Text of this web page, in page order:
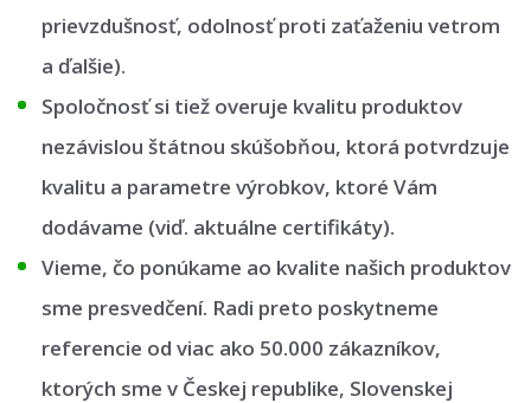
prievzdušnosť, odolnosť proti zaťaženiu vetrom
a ďalšie).
Spoločnosť si tiež overuje kvalitu produktov
nezávislou štátnou skúšobňou, ktorá potvrdzuje
kvalitu a parametre výrobkov, ktoré Vám
dodávame (viď. aktuálne certifikáty).
Vieme, čo ponúkame ao kvalite našich produktov
sme presvedčení. Radi preto poskytneme
referencie od viac ako 50.000 zákazníkov,
ktorých sme v Českej republike, Slovenskej